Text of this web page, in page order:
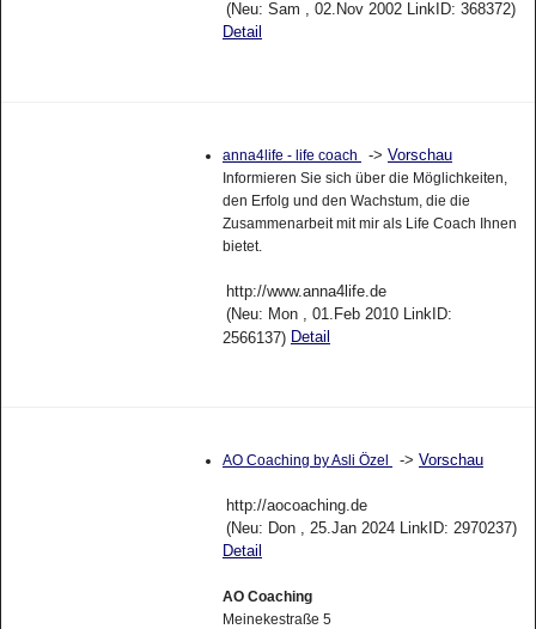
(Neu: Sam , 02.Nov 2002 LinkID: 368372)
Detail
anna4life - life coach -> Vorschau
Informieren Sie sich über die Möglichkeiten,
den Erfolg und den Wachstum, die die
Zusammenarbeit mit mir als Life Coach Ihnen
bietet.
http://www.anna4life.de
(Neu: Mon , 01.Feb 2010 LinkID:
2566137) Detail
AO Coaching by Asli Özel -> Vorschau
http://aocoaching.de
(Neu: Don , 25.Jan 2024 LinkID: 2970237)
Detail
AO Coaching
Meinekestraße 5